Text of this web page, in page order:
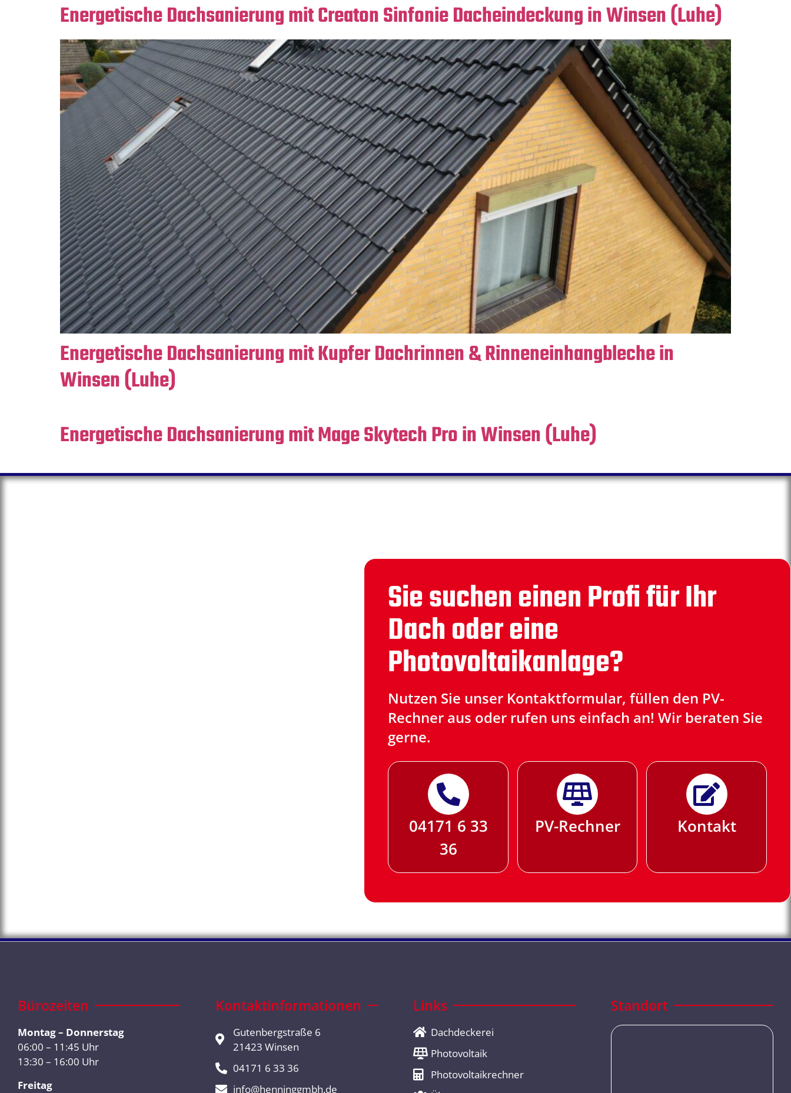
Energetische Dachsanierung mit Creaton Sinfonie Dacheindeckung in Winsen (Luhe)
Energetische Dachsanierung mit Kupfer Dachrinnen & Rinneneinhangbleche in
Winsen (Luhe)
Energetische Dachsanierung mit Mage Skytech Pro in Winsen (Luhe)
Sie suchen einen Profi für Ihr
Dach oder eine
Photovoltaikanlage?
Nutzen Sie unser Kon­takt­for­mu­lar, füllen den PV-
Rechner aus oder rufen uns einfach an! Wir beraten Sie
gerne.
04171 6 33
36
PV-Rechner Kontakt
Bürozeiten
Montag – Donnerstag
06:00 – 11:45 Uhr
13:30 – 16:00 Uhr
Freitag
Kontaktinformationen
Gutenbergstraße 6
21423 Winsen
04171 6 33 36
info@henninggmbh.de
Links
Dachdeckerei
Photovoltaik
Photovoltaikrechner
Standort